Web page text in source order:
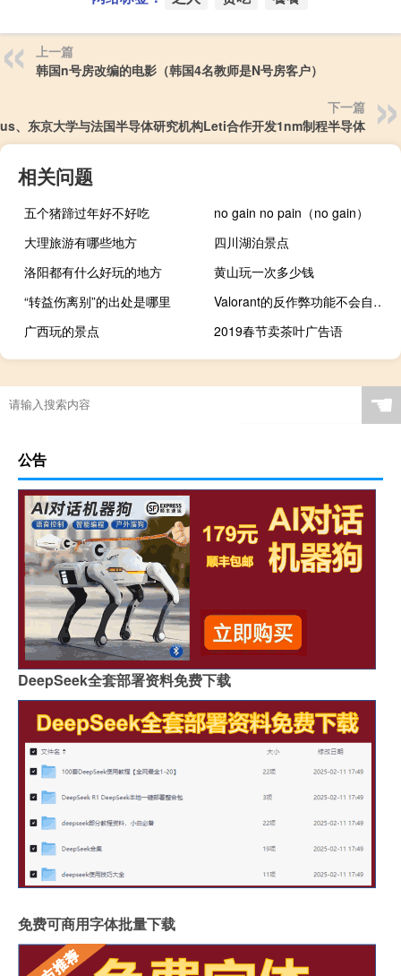
上一篇
韩国n号房改编的电影（韩国4名教师是N号房客户）
下一篇
、东京大学与法国半导体研究机构Leti合作开发1nm制程半导体
相关问题
五个猪蹄过年好不好吃
no gain no pain（no gain）
大理旅游有哪些地方
四川湖泊景点
洛阳都有什么好玩的地方
黄山玩一次多少钱
“转益伤离别”的出处是哪里
Valorant的反作弊功能不会自动关闭你的键盘和鼠标
广西玩的景点
2019春节卖茶叶广告语
☚
公告
DeepSeek全套部署资料免费下载
免费可商用字体批量下载